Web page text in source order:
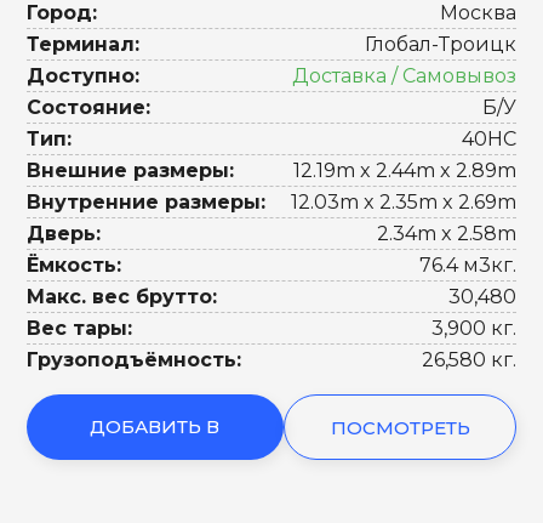
Город:
Москва
Терминал:
Глобал-Троицк
Доступно:
Доставка / Самовывоз
Состояние:
Б/У
Тип:
40HC
Внешние размеры:
12.19m x 2.44m x 2.89m
Внутренние размеры:
12.03m x 2.35m x 2.69m
Дверь:
2.34m x 2.58m
Ёмкость:
76.4 м3кг.
Макс. вес брутто:
30,480
Вес тары:
3,900 кг.
Грузоподъёмность:
26,580 кг.
ДОБАВИТЬ В ПОСМОТРЕТЬ